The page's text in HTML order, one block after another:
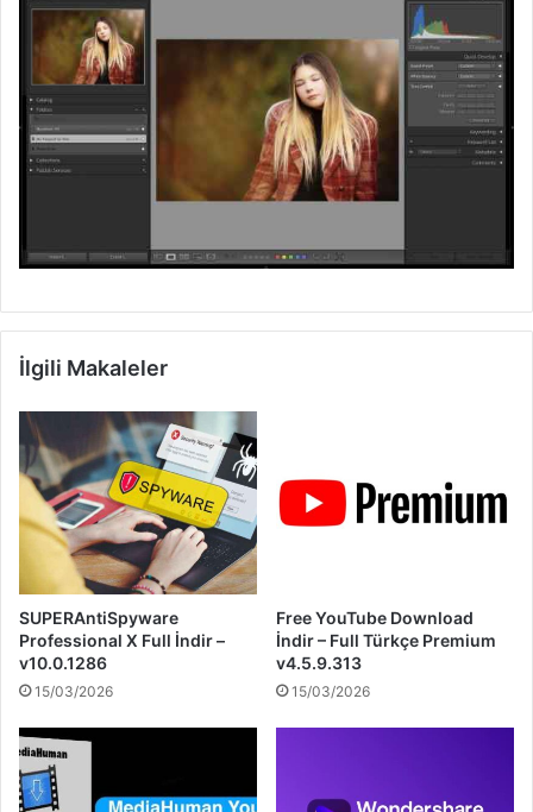
İlgili Makaleler
SUPERAntiSpyware
Professional X Full İndir –
v10.0.1286
15/03/2026
Free YouTube Download
İndir – Full Türkçe Premium
v4.5.9.313
15/03/2026